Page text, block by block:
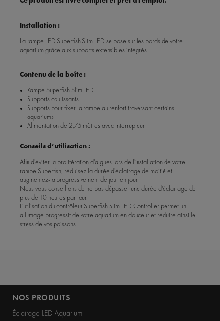
Installation :
La rampe LED Superfish Slim LED se pose sur les bords de votre
aquarium grâce aux supports extensibles intégrés.
Contenu de la boîte :
Rampe Superfish Slim LED
Supports coulissants
Supports pour fixer la rampe au renfort traversant certains
aquariums
Alimentation de 2,75 mètres avec interrupteur
Conseils d’utilisation :
Afin d'éviter la prolifération d'algues lors de l'installation de votre
rampe Superfish, réduisez la durée d'éclairage de moitié et
augmentez-la progressivement de jour en jour.
Nous vous conseillons de ne pas dépasser une durée d'éclairage de
plus de 10 heures par jour.
L'utilisation du contrôleur Superfish Slim LED Controller permet un
allumage progressif de votre aquarium en douceur et réduire ainsi le
stress de vos poissons.
NOS PRODUITS
Éclairage LED Aquarium